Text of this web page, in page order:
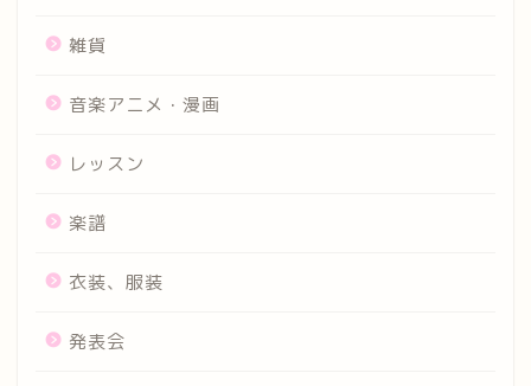
雑貨
音楽アニメ・漫画
レッスン
楽譜
衣装、服装
発表会